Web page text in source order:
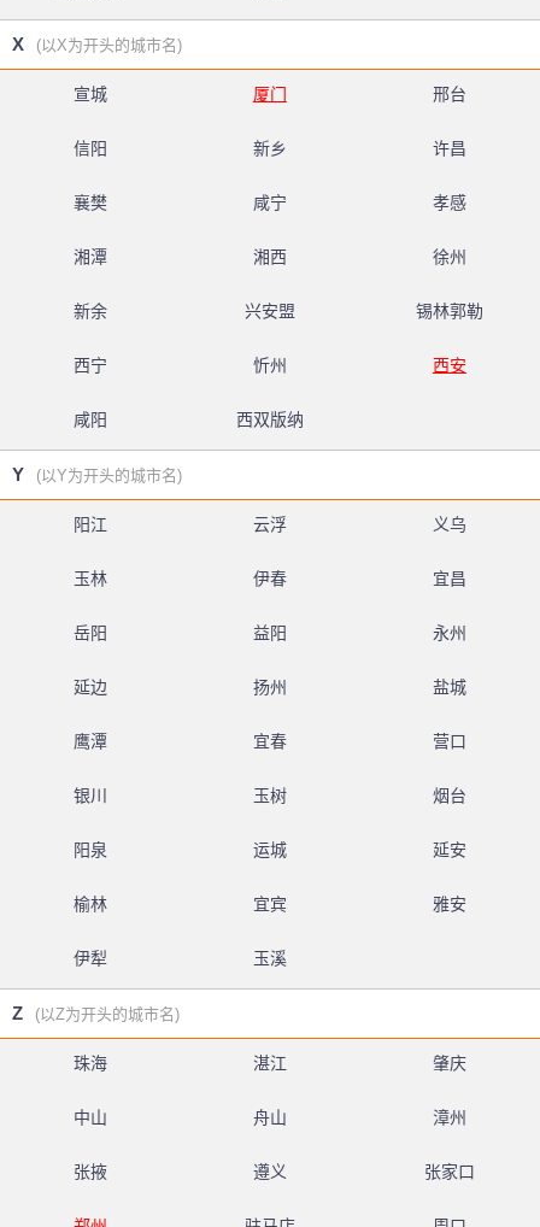
X (以X为开头的城市名)
宣城 厦门 邢台
信阳 新乡 许昌
襄樊 咸宁 孝感
湘潭 湘西 徐州
新余 兴安盟 锡林郭勒
西宁 忻州 西安
咸阳 西双版纳
Y (以Y为开头的城市名)
阳江 云浮 义乌
玉林 伊春 宜昌
岳阳 益阳 永州
延边 扬州 盐城
鹰潭 宜春 营口
银川 玉树 烟台
阳泉 运城 延安
榆林 宜宾 雅安
伊犁 玉溪
Z (以Z为开头的城市名)
珠海 湛江 肇庆
中山 舟山 漳州
张掖 遵义 张家口